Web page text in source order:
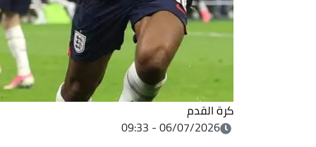
كرة القدم
06/07/2026 - 09:33